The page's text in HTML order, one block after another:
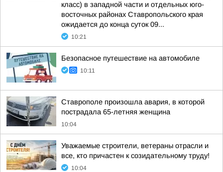
класс) в западной части и отдельных юго-
восточных районах Ставропольского края
ожидается до конца суток 09...
10:21
Безопасное путешествие на автомобиле
10:11
Ставрополе произошла авария, в которой
пострадала 65-летняя женщина
10:04
Уважаемые строители, ветераны отрасли и
все, кто причастен к созидательному труду!
10:04